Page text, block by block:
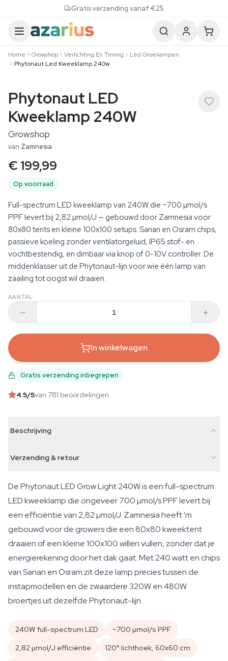
Gratis verzending vanaf €25
Home Growshop Verlichting En Timing
Led Groeilampen
Phytonaut Led Kweeklamp 240w
Phytonaut LED
Kweeklamp 240W
Growshop
van Zamnesia
€ 199,99
Op voorraad
Full-spectrum LED kweeklamp van 240W die ~700 µmol/s
PPF levert bij 2,82 µmol/J — gebouwd door Zamnesia voor
80x80 tents en kleine 100x100 setups. Sanan en Osram chips,
passieve koeling zonder ventilatorgeluid, IP65 stof- en
vochtbestendig, en dimbaar via knop of 0-10V controller. De
middenklasser uit de Phytonaut-lijn voor wie één lamp van
zaailing tot oogst wil draaien.
AANTAL
In winkelwagen
Gratis verzending inbegrepen
4.5/5van 781 beoordelingen
Beschrijving
Verzending & retour
De Phytonaut LED Grow Light 240W is een full-spectrum
LED kweeklamp die ongeveer 700 µmol/s PPF levert bij
een efficiëntie van 2,82 µmol/J. Zamnesia heeft 'm
gebouwd voor de growers die een 80x80 kweektent
draaien of een kleine 100x100 willen vullen, zonder dat je
energierekening door het dak gaat. Met 240 watt en chips
van Sanan en Osram zit deze lamp precies tussen de
instapmodellen en de zwaardere 320W en 480W
broertjes uit dezelfde Phytonaut-lijn.
240W full-spectrum LED
~700 µmol/s PPF
2,82 µmol/J efficiëntie
120° lichthoek, 60x60 cm